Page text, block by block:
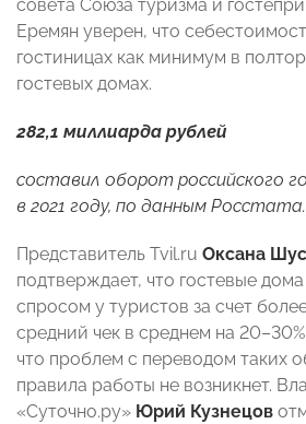
совета Союза туризма и
Еремян уверен, что
гостиницах как минимум в
гостевых домах.
282,1 миллиарда рублей
составил оборот российского
в 2021 году, по данным Росстата.
Представитель Tvil.ru Оксана
подтверждает, что гостевые
спросом у туристов за счет
средний чек в среднем на
что проблем с переводом таких
правила работы не возникнет.
«Суточно.ру» Юрий Кузнецов